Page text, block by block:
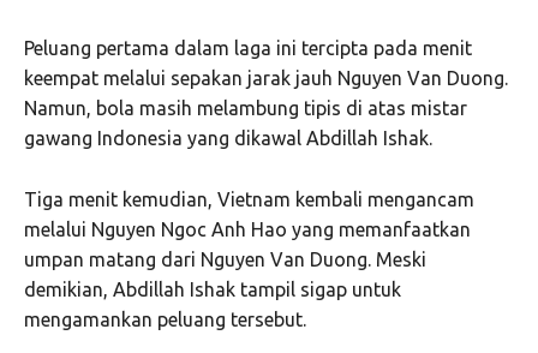
Peluang pertama dalam laga ini tercipta pada menit
keempat melalui sepakan jarak jauh Nguyen Van Duong.
Namun, bola masih melambung tipis di atas mistar
gawang Indonesia yang dikawal Abdillah Ishak.
Tiga menit kemudian, Vietnam kembali mengancam
melalui Nguyen Ngoc Anh Hao yang memanfaatkan
umpan matang dari Nguyen Van Duong. Meski
demikian, Abdillah Ishak tampil sigap untuk
mengamankan peluang tersebut.